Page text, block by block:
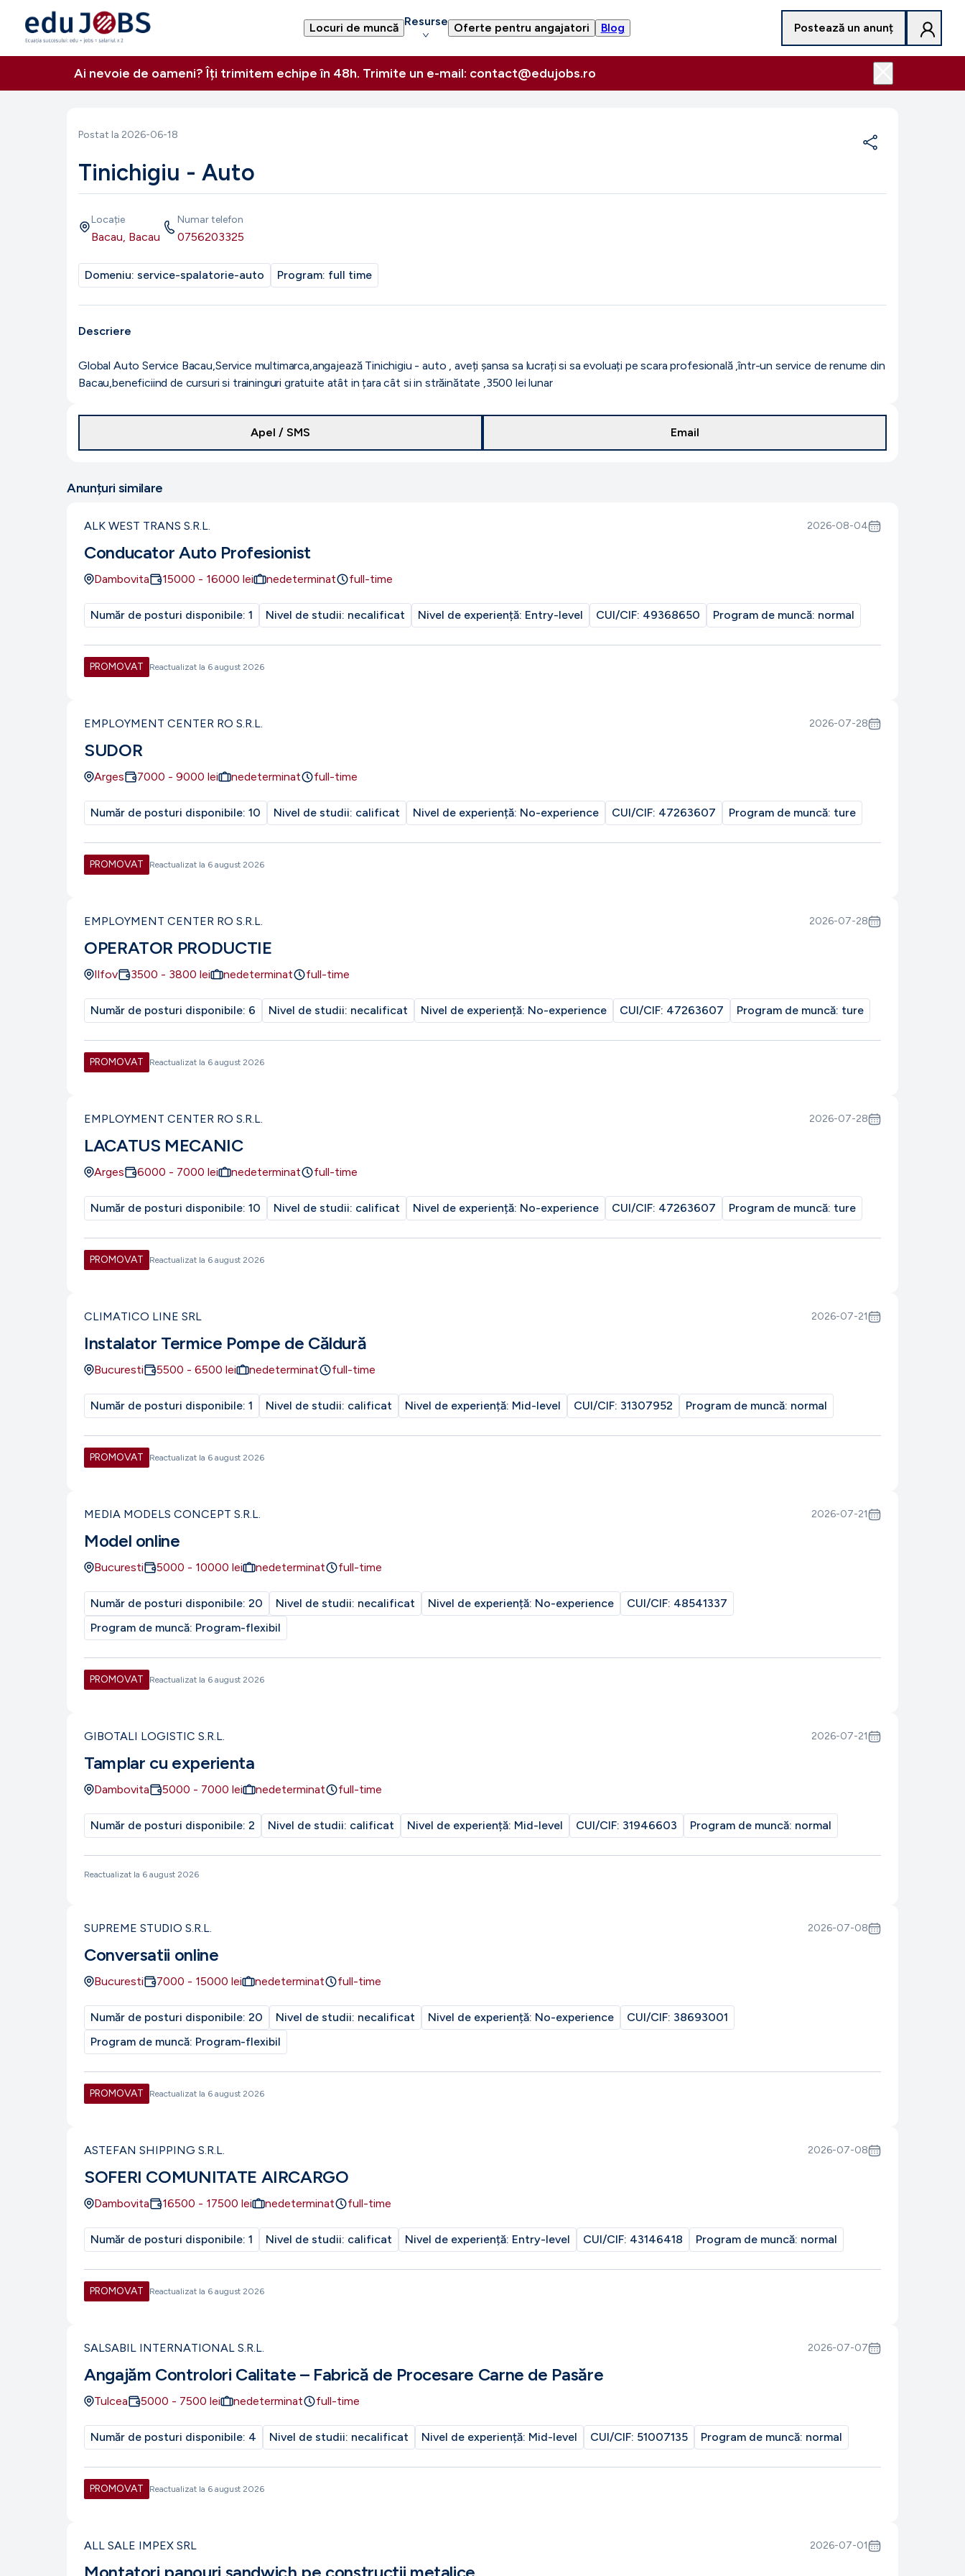
Locuri de muncă Resurse Oferte pentru angajatori Blog Postează un anunț
Ai nevoie de oameni? Îți trimitem echipe în 48h. Trimite un e-mail: contact@edujobs.ro
Postat la 2026-06-18
Tinichigiu - Auto
Locație
Bacau, Bacau
Numar telefon
0756203325
Domeniu: service-spalatorie-auto Program: full time
Descriere
Global Auto Service Bacau,Service multimarca,angajează Tinichigiu - auto , aveți șansa sa lucrați si sa evoluați pe scara profesională ,într-un service de renume din
Bacau,beneficiind de cursuri si traininguri gratuite atât in țara cât si in străinătate ,3500 lei lunar
Apel / SMS Email
Anunțuri similare
ALK WEST TRANS S.R.L. 2026-08-04
Conducator Auto Profesionist
Dambovita 15000 - 16000 lei nedeterminat full-time
Număr de posturi disponibile: 1 Nivel de studii: necalificat Nivel de experiență: Entry-level CUI/CIF: 49368650 Program de muncă: normal
PROMOVAT Reactualizat la 6 august 2026
EMPLOYMENT CENTER RO S.R.L. 2026-07-28
SUDOR
Arges 7000 - 9000 lei nedeterminat full-time
Număr de posturi disponibile: 10 Nivel de studii: calificat Nivel de experiență: No-experience CUI/CIF: 47263607 Program de muncă: ture
PROMOVAT Reactualizat la 6 august 2026
EMPLOYMENT CENTER RO S.R.L. 2026-07-28
OPERATOR PRODUCTIE
Ilfov 3500 - 3800 lei nedeterminat full-time
Număr de posturi disponibile: 6 Nivel de studii: necalificat Nivel de experiență: No-experience CUI/CIF: 47263607 Program de muncă: ture
PROMOVAT Reactualizat la 6 august 2026
EMPLOYMENT CENTER RO S.R.L. 2026-07-28
LACATUS MECANIC
Arges 6000 - 7000 lei nedeterminat full-time
Număr de posturi disponibile: 10 Nivel de studii: calificat Nivel de experiență: No-experience CUI/CIF: 47263607 Program de muncă: ture
PROMOVAT Reactualizat la 6 august 2026
CLIMATICO LINE SRL 2026-07-21
Instalator Termice Pompe de Căldură
Bucuresti 5500 - 6500 lei nedeterminat full-time
Număr de posturi disponibile: 1 Nivel de studii: calificat Nivel de experiență: Mid-level CUI/CIF: 31307952 Program de muncă: normal
PROMOVAT Reactualizat la 6 august 2026
MEDIA MODELS CONCEPT S.R.L. 2026-07-21
Model online
Bucuresti 5000 - 10000 lei nedeterminat full-time
Număr de posturi disponibile: 20 Nivel de studii: necalificat Nivel de experiență: No-experience CUI/CIF: 48541337
Program de muncă: Program-flexibil
PROMOVAT Reactualizat la 6 august 2026
GIBOTALI LOGISTIC S.R.L. 2026-07-21
Tamplar cu experienta
Dambovita 5000 - 7000 lei nedeterminat full-time
Număr de posturi disponibile: 2 Nivel de studii: calificat Nivel de experiență: Mid-level CUI/CIF: 31946603 Program de muncă: normal
Reactualizat la 6 august 2026
SUPREME STUDIO S.R.L. 2026-07-08
Conversatii online
Bucuresti 7000 - 15000 lei nedeterminat full-time
Număr de posturi disponibile: 20 Nivel de studii: necalificat Nivel de experiență: No-experience CUI/CIF: 38693001
Program de muncă: Program-flexibil
PROMOVAT Reactualizat la 6 august 2026
ASTEFAN SHIPPING S.R.L. 2026-07-08
SOFERI COMUNITATE AIRCARGO
Dambovita 16500 - 17500 lei nedeterminat full-time
Număr de posturi disponibile: 1 Nivel de studii: calificat Nivel de experiență: Entry-level CUI/CIF: 43146418 Program de muncă: normal
PROMOVAT Reactualizat la 6 august 2026
SALSABIL INTERNATIONAL S.R.L. 2026-07-07
Angajăm Controlori Calitate – Fabrică de Procesare Carne de Pasăre
Tulcea 5000 - 7500 lei nedeterminat full-time
Număr de posturi disponibile: 4 Nivel de studii: necalificat Nivel de experiență: Mid-level CUI/CIF: 51007135 Program de muncă: normal
PROMOVAT Reactualizat la 6 august 2026
ALL SALE IMPEX SRL 2026-07-01